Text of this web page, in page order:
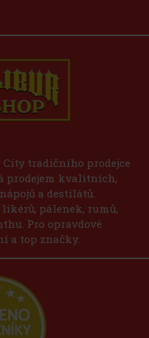
tradičního prodejce
prodejem kvalitních,
a destilátů.
pálenek, rumů,
Pro opravdové
a top značky.